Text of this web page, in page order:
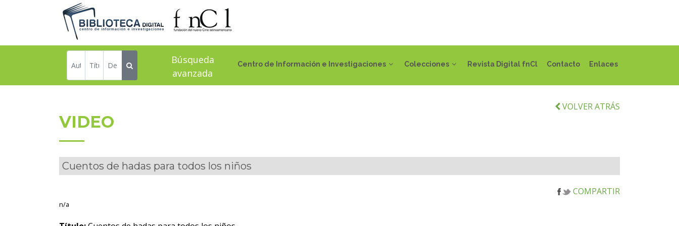
Centro de Información e Investigaciones Colecciones Revista Digital fnCl Contacto Enlaces
Búsqueda
avanzada
VOLVER ATRÁS
VIDEO
Cuentos de hadas para todos los niños
COMPARTIR
n/a